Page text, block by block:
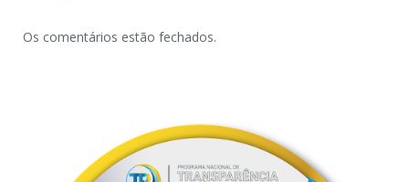
Os comentários estão fechados.